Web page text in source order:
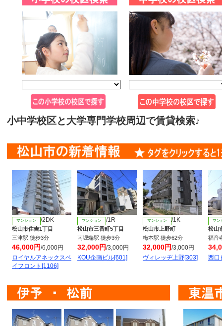
小中学校区と大学専門学校周辺で賃貸検索♪
マンション /2DK
松山市住吉1丁目
三津駅 徒歩3分
46,000円/6,000円
ロイヤルアネックスベ
イフロント[1106]
マンション /1R
松山市三番町5丁目
南堀端駅 徒歩3分
32,000円/3,000円
KOU企画ビル[601]
マンション /1K
松山市上野町
梅本駅 徒歩62分
32,000円/3,000円
ヴィレッヂ上野[303]
マン
松山
福音
西口